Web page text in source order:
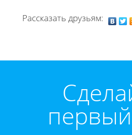
Рассказать друзьям: